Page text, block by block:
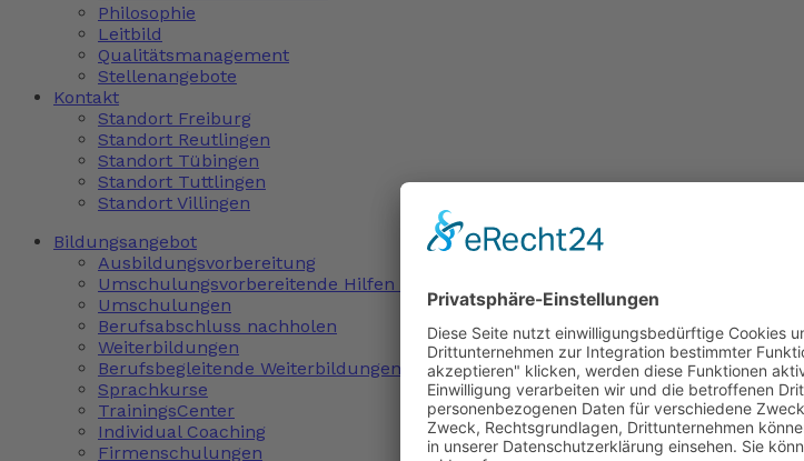
Philosophie
Leitbild
Qualitätsmanagement
Stellenangebote
Kontakt
Standort Freiburg
Standort Reutlingen
Standort Tübingen
Standort Tuttlingen
Standort Villingen
Bildungsangebot
Ausbildungsvorbereitung
Umschulungsvorbereitende Hilfen (uvH)
Umschulungen
Berufsabschluss nachholen
Weiterbildungen
Berufsbegleitende Weiterbildungen
Sprachkurse
TrainingsCenter
Individual Coaching
Firmenschulungen